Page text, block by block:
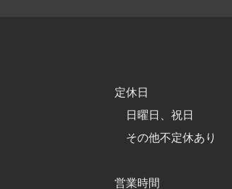
定休日
日曜日、祝日
その他不定休あり
営業時間